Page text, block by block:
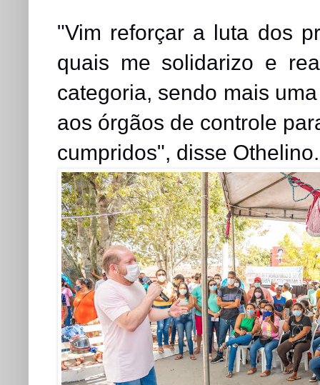
"Vim reforçar a luta dos
quais me solidarizo e
categoria, sendo mais
aos órgãos de controle
cumpridos", disse Othelino.